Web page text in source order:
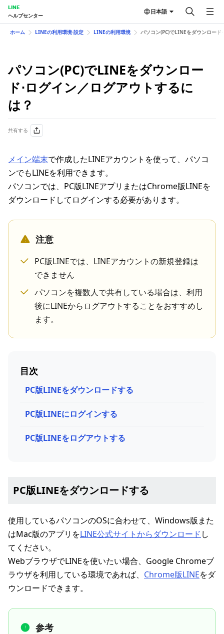
LINE
ヘルプセンター
日本語
ホーム LINEの利用環境⋅設定 LINEの利用環境 パソコン(PC)でLINEをダウンロード
パソコン(PC)でLINEをダウンロー
ド⋅ログイン／ログアウトするに
は？
共有する
メイン端末で作成したLINEアカウントを使って、パソコ
ンでもLINEを利用できます。
パソコンでは、PC版LINEアプリまたはChrome版LINEを
ダウンロードしてログインする必要があります。
注意
PC版LINEでは、LINEアカウントの新規登録は
できません
パソコンを複数人で共有している場合は、利用
後にLINEからログアウトすることをおすすめし
ます。
目次
PC版LINEをダウンロードする
PC版LINEにログインする
PC版LINEをログアウトする
PC版LINEをダウンロードする
使用しているパソコンのOSに合わせて、Windows版また
はMac版のアプリをLINE公式サイトからダウンロード し
てください。
WebブラウザでLINEを使いたい場合、Google Chromeブ
ラウザを利用している環境であれば、 Chrome版LINEをダ
ウンロードできます。
参考